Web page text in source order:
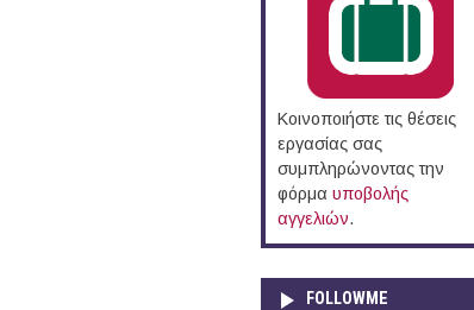
Κοινοποιήστε τις θέσεις
εργασίας σας
συμπληρώνοντας την
φόρμα υποβολής
αγγελιών.
FOLLOWME